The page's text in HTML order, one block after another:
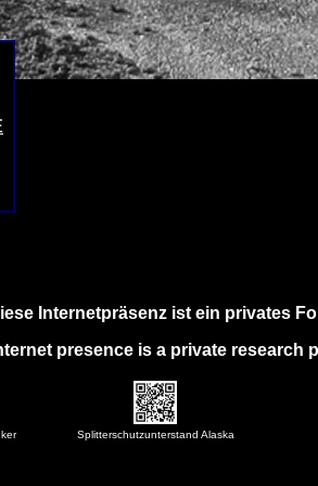
Internetpräsenz ist ein privates
presence is a private research
Splitterschutzunterstand Alaska